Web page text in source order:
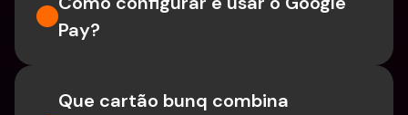
Pay?
Que cartão bunq combina